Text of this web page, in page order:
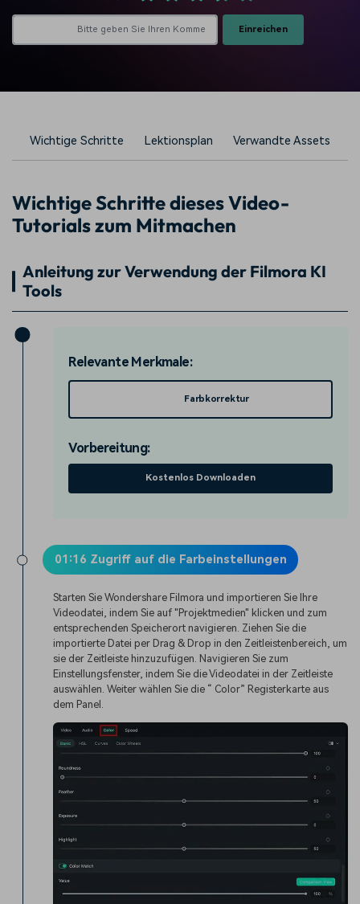
Einreichen
Wichtige Schritte Lektionsplan Verwandte Assets
Wichtige Schritte dieses Video-
Tutorials zum Mitmachen
Anleitung zur Verwendung der Filmora KI
Tools
Relevante Merkmale:
Farbkorrektur
Vorbereitung:
Kostenlos Downloaden
01:16 Zugriff auf die Farbeinstellungen
Starten Sie Wondershare Filmora und importieren Sie Ihre
Videodatei, indem Sie auf "Projektmedien" klicken und zum
entsprechenden Speicherort navigieren. Ziehen Sie die
importierte Datei per Drag & Drop in den Zeitleistenbereich, um
sie der Zeitleiste hinzuzufügen. Navigieren Sie zum
Einstellungsfenster, indem Sie die Videodatei in der Zeitleiste
auswählen. Weiter wählen Sie die “ Color” Registerkarte aus
dem Panel.